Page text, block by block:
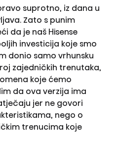
suprotno, iz dana u
Zato s punim
da je naš Hisense
investicija koje smo
donio samo vrhunsku
zajedničkih trenutaka,
koje ćemo
da ova verzija ima
jer ne govori
nego o
trenucima koje